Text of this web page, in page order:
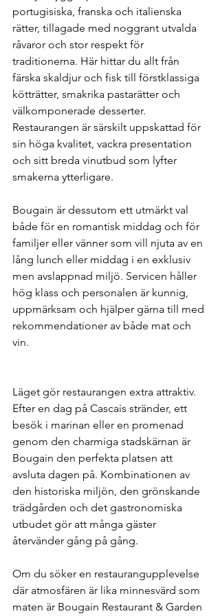
portugisiska, franska och italienska
rätter, tillagade med noggrant utvalda
råvaror och stor respekt för
traditionerna. Här hittar du allt från
färska skaldjur och fisk till förstklassiga
kötträtter, smakrika pastarätter och
välkomponerade desserter.
Restaurangen är särskilt uppskattad för
sin höga kvalitet, vackra presentation
och sitt breda vinutbud som lyfter
smakerna ytterligare.
Bougain är dessutom ett utmärkt val
både för en romantisk middag och för
familjer eller vänner som vill njuta av en
lång lunch eller middag i en exklusiv
men avslappnad miljö. Servicen håller
hög klass och personalen är kunnig,
uppmärksam och hjälper gärna till med
rekommendationer av både mat och
vin.
Läget gör restaurangen extra attraktiv.
Efter en dag på Cascais stränder, ett
besök i marinan eller en promenad
genom den charmiga stadskärnan är
Bougain den perfekta platsen att
avsluta dagen på. Kombinationen av
den historiska miljön, den grönskande
trädgården och det gastronomiska
utbudet gör att många gäster
återvänder gång på gång.
Om du söker en restaurangupplevelse
där atmosfären är lika minnesvärd som
maten är Bougain Restaurant & Garden